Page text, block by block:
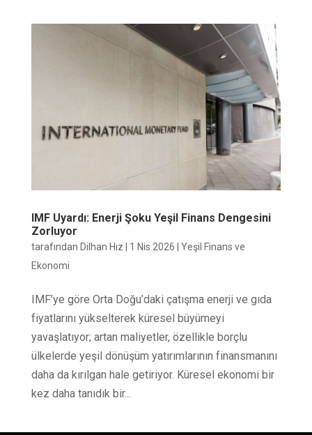
IMF Uyardı: Enerji Şoku Yeşil Finans Dengesini
Zorluyor
tarafından Dilhan Hız 1 Nis 2026
Yeşil Finans ve
Ekonomi
IMF’ye göre Orta Doğu’daki çatışma enerji ve gıda
fiyatlarını yükselterek küresel büyümeyi
yavaşlatıyor; artan maliyetler, özellikle borçlu
ülkelerde yeşil dönüşüm yatırımlarının finansmanını
daha da kırılgan hale getiriyor. Küresel ekonomi bir
kez daha tanıdık bir...